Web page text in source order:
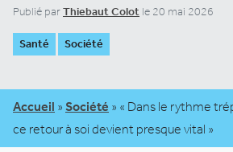
Publié parThiebaut Colot le 20 mai 2026
Santé Société
Accueil » Société » « Dans le rythme
ce retour à soi devient presque vital »